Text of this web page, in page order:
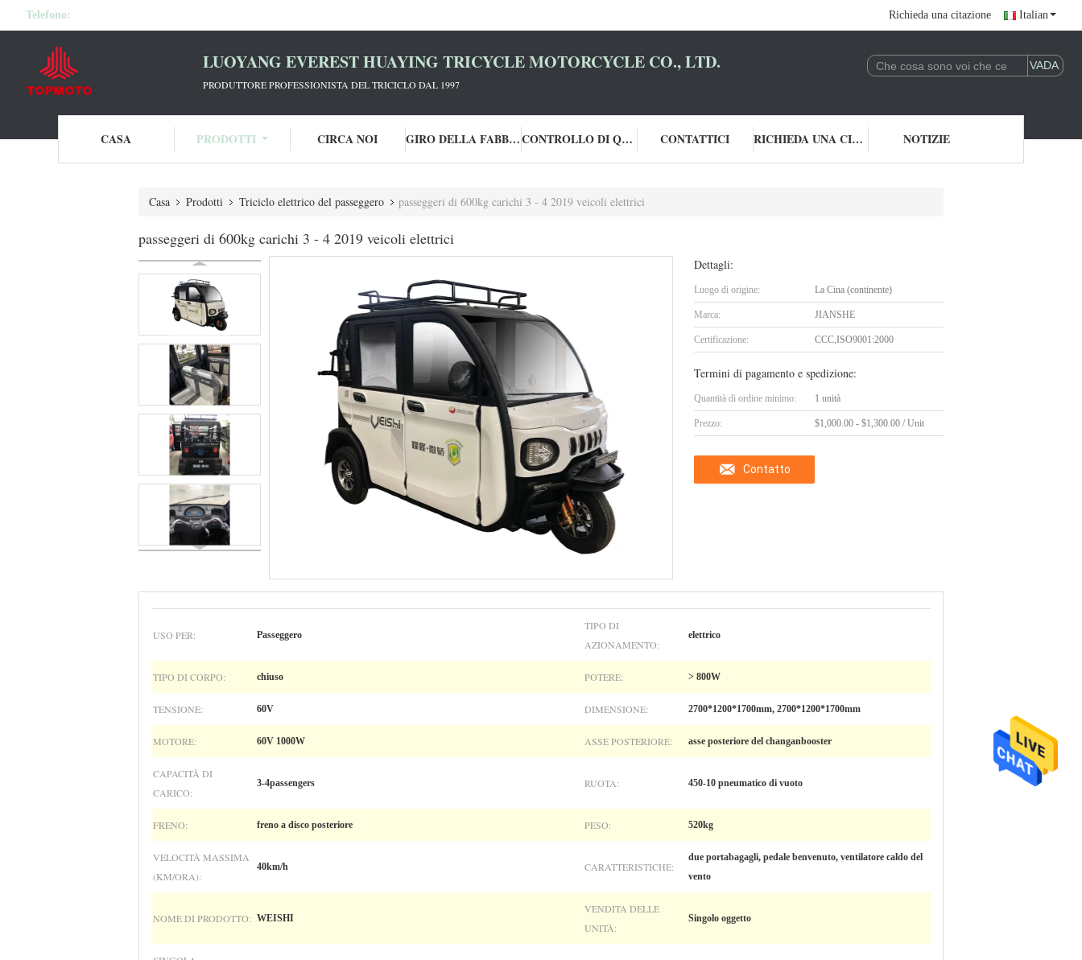
Telefono: Richieda una citazione Italian
LUOYANG EVEREST HUAYING TRICYCLE MOTORCYCLE CO., LTD.
PRODUTTORE PROFESSIONISTA DEL TRICICLO DAL 1997
CASA PRODOTTI CIRCA NOI GIRO DELLA FABBRICA CONTROLLO DI QUALITÀ CONTATTICI RICHIEDA UNA CITAZIONE NOTIZIE
Casa Prodotti Triciclo elettrico del passeggero passeggeri di 600kg carichi 3 - 4 2019 veicoli elettrici
passeggeri di 600kg carichi 3 - 4 2019 veicoli elettrici
Dettagli:
Luogo di origine: La Cina (continente)
Marca: JIANSHE
Certificazione: CCC,ISO9001:2000
Termini di pagamento e spedizione:
Quantità di ordine minimo: 1 unità
Prezzo: $1,000.00 - $1,300.00 / Unit
Contatto
USO PER: Passeggero
TIPO DI
AZIONAMENTO:
elettrico
TIPO DI CORPO: chiuso POTERE: > 800W
TENSIONE: 60V DIMENSIONE: 2700*1200*1700mm, 2700*1200*1700mm
MOTORE: 60V 1000W ASSE POSTERIORE: asse posteriore del changanbooster
CAPACITÀ DI
CARICO:
3-4passengers RUOTA: 450-10 pneumatico di vuoto
FRENO: freno a disco posteriore PESO: 520kg
VELOCITÀ MASSIMA
(KM/ORA):
40km/h CARATTERISTICHE:
due portabagagli, pedale benvenuto, ventilatore caldo del
vento
NOME DI PRODOTTO: WEISHI
VENDITA DELLE
UNITÀ:
Singolo oggetto